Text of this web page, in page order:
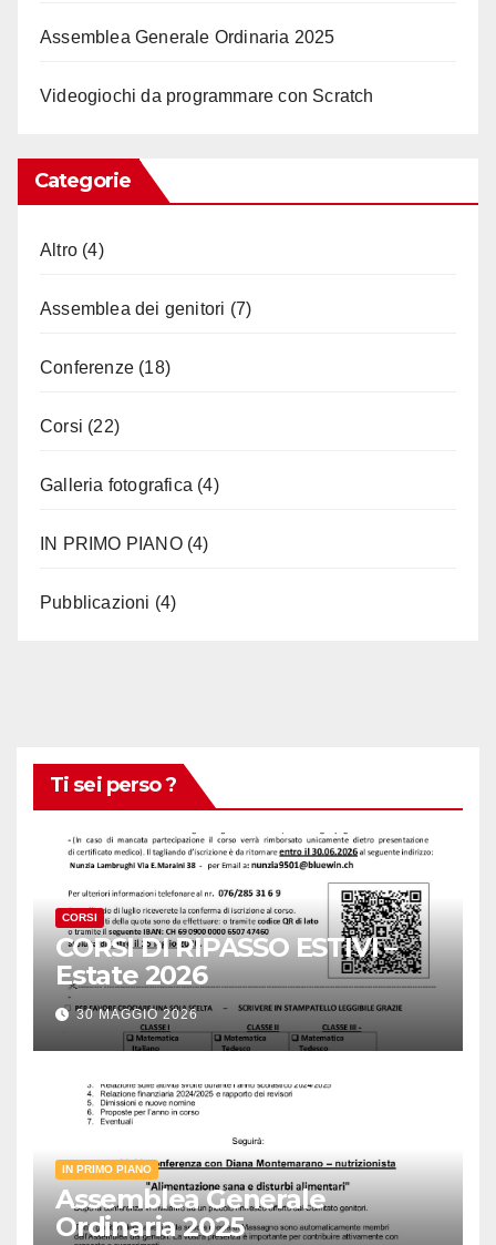
Assemblea Generale Ordinaria 2025
Videogiochi da programmare con Scratch
Categorie
Altro (4)
Assemblea dei genitori (7)
Conferenze (18)
Corsi (22)
Galleria fotografica (4)
IN PRIMO PIANO(4)
Pubblicazioni (4)
Ti sei perso ?
CORSI
CORSI DI RIPASSO ESTIVI –
Estate 2026
30 MAGGIO 2026
IN PRIMO PIANO
Assemblea Generale
Ordinaria 2025